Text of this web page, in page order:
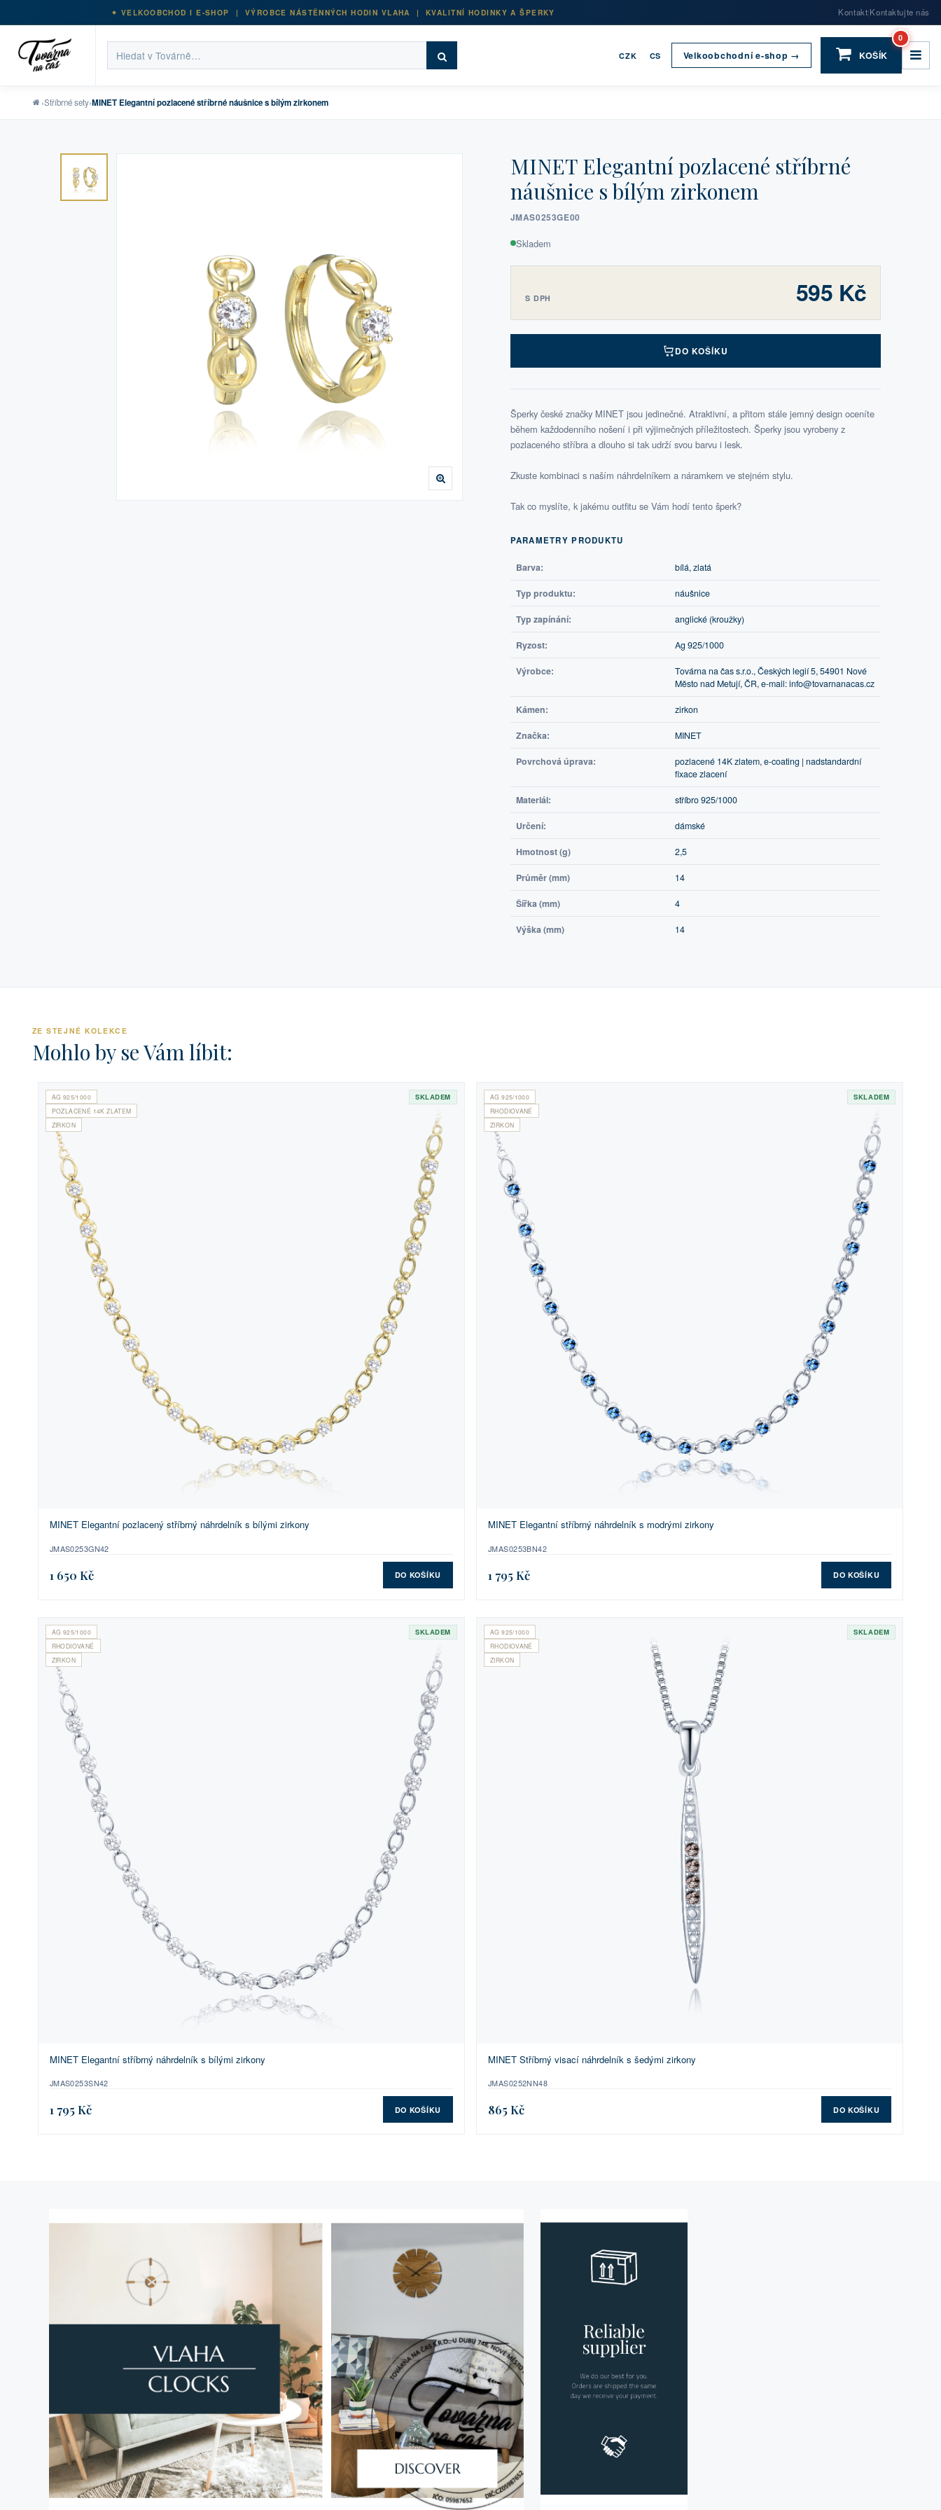
VELKOOBCHOD I E-SHOP | VÝROBCE NÁSTĚNNÝCH HODIN VLAHA | KVALITNÍ HODINKY A ŠPERKY Kontakt|Kontaktujte nás
CZK CS Velkoobchodní e-shop → KOŠÍK
0
›Stříbrné sety›MINET Elegantní pozlacené stříbrné náušnice s bílým zirkonem
MINET Elegantní pozlacené stříbrné
náušnice s bílým zirkonem
JMAS0253GE00
Skladem
S DPH 595 Kč
DO KOŠÍKU
Šperky české značky MINET jsou jedinečné. Atraktivní, a přitom stále jemný design oceníte
během každodenního nošení i při výjimečných příležitostech. Šperky jsou vyrobeny z
pozlaceného stříbra a dlouho si tak udrží svou barvu i lesk.
Zkuste kombinaci s naším náhrdelníkem a náramkem ve stejném stylu.
Tak co myslíte, k jakému outfitu se Vám hodí tento šperk?
PARAMETRY PRODUKTU
Barva: bílá, zlatá
Typ produktu: náušnice
Typ zapínání: anglické (kroužky)
Ryzost: Ag 925/1000
Výrobce:
Továrna na čas s.r.o., Českých legií 5, 54901 Nové
Město nad Metují, ČR, e-mail: info@tovarnanacas.cz
Kámen: zirkon
Značka: MINET
Povrchová úprava:
pozlacené 14K zlatem, e-coating | nadstandardní
fixace zlacení
Materiál: stříbro 925/1000
Určení: dámské
Hmotnost (g) 2,5
Průměr (mm) 14
Šířka (mm) 4
Výška (mm) 14
ZE STEJNÉ KOLEKCE
Mohlo by se Vám líbit:
AG 925/1000
POZLACENÉ 14K ZLATEM
ZIRKON
SKLADEM
MINET Elegantní pozlacený stříbrný náhrdelník s bílými zirkony
JMAS0253GN42
1 650 Kč DO KOŠÍKU
AG 925/1000
RHODIOVANÉ
ZIRKON
SKLADEM
MINET Elegantní stříbrný náhrdelník s modrými zirkony
JMAS0253BN42
1 795 Kč DO KOŠÍKU
AG 925/1000
RHODIOVANÉ
ZIRKON
SKLADEM
MINET Elegantní stříbrný náhrdelník s bílými zirkony
JMAS0253SN42
1 795 Kč DO KOŠÍKU
AG 925/1000
RHODIOVANÉ
ZIRKON
SKLADEM
MINET Stříbrný visací náhrdelník s šedými zirkony
JMAS0252NN48
865 Kč DO KOŠÍKU